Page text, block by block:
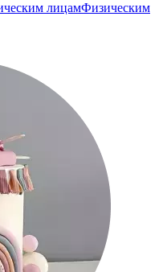
лицамФизическим